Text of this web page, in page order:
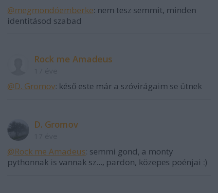
@megmondóemberke: nem tesz semmit, minden
identitásod szabad
Rock me Amadeus
@D. Gromov: késő este már a szóvirágaim se ütnek
D. Gromov
@Rock me Amadeus: semmi gond, a monty
pythonnak is vannak sz..., pardon, közepes poénjai :)